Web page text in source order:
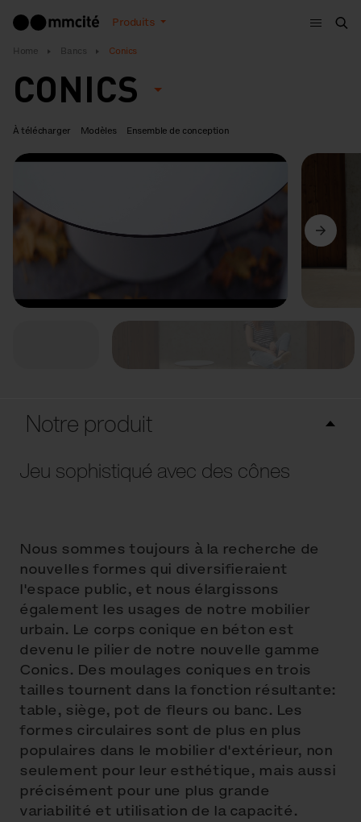
Produits
Menu
Home Bancs Conics
CONICS
À télécharger Modèles Ensemble de conception
Suivant
Notre produit
Jeu sophistiqué avec des cônes
Nous sommes toujours à la recherche de
nouvelles formes qui diversifieraient
l'espace public, et nous élargissons
également les usages de notre mobilier
urbain. Le corps conique en béton est
devenu le pilier de notre nouvelle gamme
Conics. Des moulages coniques en trois
tailles tournent dans la fonction résultante:
table, siège, pot de fleurs ou banc. Les
formes circulaires sont de plus en plus
populaires dans le mobilier d'extérieur, non
seulement pour leur esthétique, mais aussi
précisément pour une plus grande
variabilité et utilisation de la capacité.